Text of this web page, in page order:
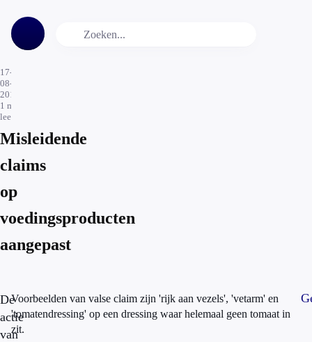
17-
08-
2015
1 min.
leestijd
Misleidende
claims
op
voedingsproducten
aangepast
De
actie
van
Voorbeelden van valse claim zijn 'rijk aan vezels', 'vetarm' en
'tomatendressing' op een dressing waar helemaal geen tomaat in
zit.